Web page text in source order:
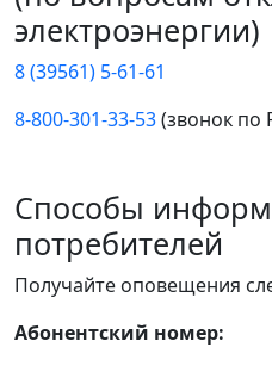
электроэнергии)
8 (39561) 5-61-61
8-800-301-33-53(звонок по
Способы
потребителей
Получайте оповещения
Абонентский номер: